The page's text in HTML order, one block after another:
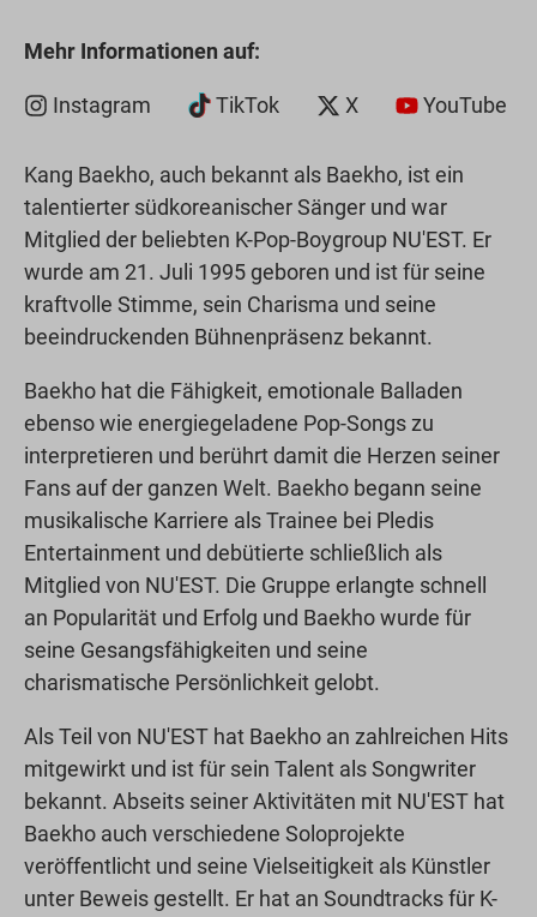
Mehr Informationen auf:
Instagram TikTok X YouTube
Kang Baekho, auch bekannt als Baekho, ist ein
talentierter südkoreanischer Sänger und war
Mitglied der beliebten K-Pop-Boygroup NU'EST. Er
wurde am 21. Juli 1995 geboren und ist für seine
kraftvolle Stimme, sein Charisma und seine
beeindruckenden Bühnenpräsenz bekannt.
Baekho hat die Fähigkeit, emotionale Balladen
ebenso wie energiegeladene Pop-Songs zu
interpretieren und berührt damit die Herzen seiner
Fans auf der ganzen Welt. Baekho begann seine
musikalische Karriere als Trainee bei Pledis
Entertainment und debütierte schließlich als
Mitglied von NU'EST. Die Gruppe erlangte schnell
an Popularität und Erfolg und Baekho wurde für
seine Gesangsfähigkeiten und seine
charismatische Persönlichkeit gelobt.
Als Teil von NU'EST hat Baekho an zahlreichen Hits
mitgewirkt und ist für sein Talent als Songwriter
bekannt. Abseits seiner Aktivitäten mit NU'EST hat
Baekho auch verschiedene Soloprojekte
veröffentlicht und seine Vielseitigkeit als Künstler
unter Beweis gestellt. Er hat an Soundtracks für K-